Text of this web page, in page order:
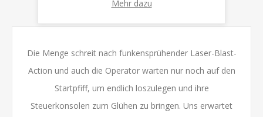
Die Menge schreit nach funkensprühender Laser-Blast-
Action und auch die Operator warten nur noch auf den
Startpfiff, um endlich loszulegen und ihre
Steuerkonsolen zum Glühen zu bringen. Uns erwartet
Mehr dazu